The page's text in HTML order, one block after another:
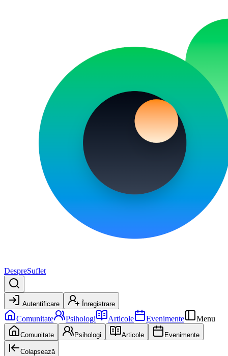
DespreSuflet
Autentificare Înregistrare
Comunitate Psihologi Articole Evenimente Menu
Comunitate Psihologi Articole Evenimente
Colapsează